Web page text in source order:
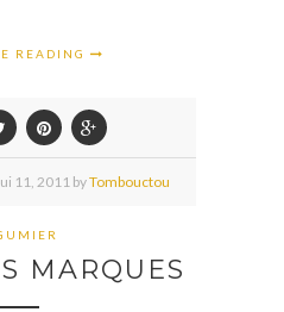
READING
11, 2011 byTombouctou
MARQUES